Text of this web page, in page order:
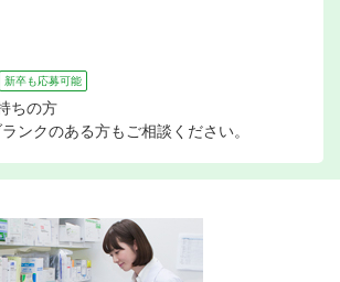
新卒も応募可能
ちの方
ンクのある方もご相談ください。